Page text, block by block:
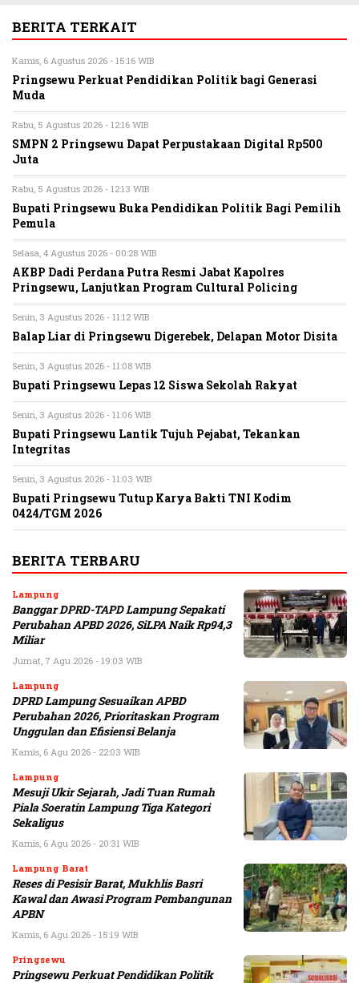
BERITA TERKAIT
Kamis, 6 Agustus 2026 - 15:16 WIB
Pringsewu Perkuat Pendidikan Politik bagi Generasi
Muda
Rabu, 5 Agustus 2026 - 12:16 WIB
SMPN 2 Pringsewu Dapat Perpustakaan Digital Rp500
Juta
Rabu, 5 Agustus 2026 - 12:13 WIB
Bupati Pringsewu Buka Pendidikan Politik Bagi Pemilih
Pemula
Selasa, 4 Agustus 2026 - 00:28 WIB
AKBP Dadi Perdana Putra Resmi Jabat Kapolres
Pringsewu, Lanjutkan Program Cultural Policing
Senin, 3 Agustus 2026 - 11:12 WIB
Balap Liar di Pringsewu Digerebek, Delapan Motor Disita
Senin, 3 Agustus 2026 - 11:08 WIB
Bupati Pringsewu Lepas 12 Siswa Sekolah Rakyat
Senin, 3 Agustus 2026 - 11:06 WIB
Bupati Pringsewu Lantik Tujuh Pejabat, Tekankan
Integritas
Senin, 3 Agustus 2026 - 11:03 WIB
Bupati Pringsewu Tutup Karya Bakti TNI Kodim
0424/TGM 2026
BERITA TERBARU
Lampung
Banggar DPRD-TAPD Lampung Sepakati
Perubahan APBD 2026, SiLPA Naik Rp94,3
Miliar
Jumat, 7 Agu 2026 - 19:03 WIB
Lampung
DPRD Lampung Sesuaikan APBD
Perubahan 2026, Prioritaskan Program
Unggulan dan Efisiensi Belanja
Kamis, 6 Agu 2026 - 22:03 WIB
Lampung
Mesuji Ukir Sejarah, Jadi Tuan Rumah
Piala Soeratin Lampung Tiga Kategori
Sekaligus
Kamis, 6 Agu 2026 - 20:31 WIB
Lampung Barat
Reses di Pesisir Barat, Mukhlis Basri
Kawal dan Awasi Program Pembangunan
APBN
Kamis, 6 Agu 2026 - 15:19 WIB
Pringsewu
Pringsewu Perkuat Pendidikan Politik